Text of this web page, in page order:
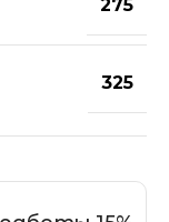
275
325